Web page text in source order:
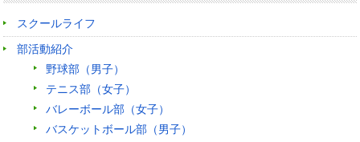
スクールライフ
部活動紹介
野球部（男子）
テニス部（女子）
バレーボール部（女子）
バスケットボール部（男子）